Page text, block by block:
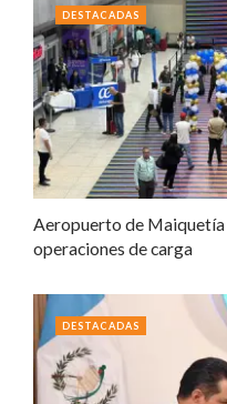
Aeropuerto de
operaciones de carga
DESTACADAS
DESTACADAS